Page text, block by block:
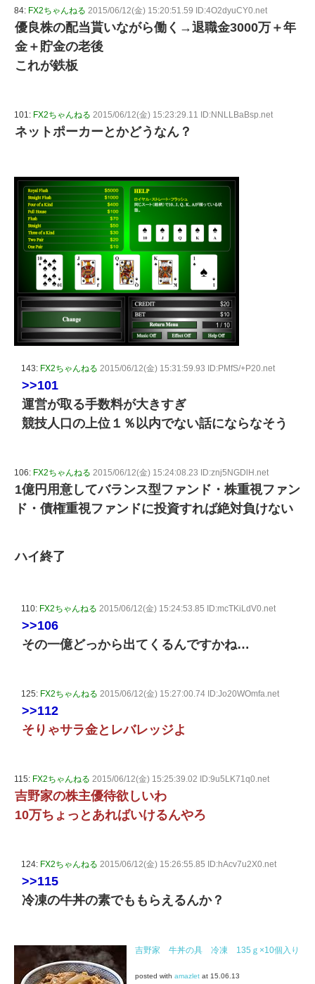
84: FX2ちゃんねる 2015/06/12(金) 15:20:51.59 ID:4O2dyuCY0.net
優良株の配当貰いながら働く→退職金3000万＋年
金＋貯金の老後
これが鉄板
101: FX2ちゃんねる 2015/06/12(金) 15:23:29.11 ID:NNLLBaBsp.net
ネットポーカーとかどうなん？
143: FX2ちゃんねる 2015/06/12(金) 15:31:59.93 ID:PMfS/+P20.net
>>101
運営が取る手数料が大きすぎ
競技人口の上位１％以内でない話にならなそう
106: FX2ちゃんねる 2015/06/12(金) 15:24:08.23 ID:znj5NGDlH.net
1億円用意してバランス型ファンド・株重視ファン
ド・債権重視ファンドに投資すれば絶対負けない
ハイ終了
110: FX2ちゃんねる 2015/06/12(金) 15:24:53.85 ID:mcTKiLdV0.net
>>106
その一億どっから出てくるんですかね…
125: FX2ちゃんねる 2015/06/12(金) 15:27:00.74 ID:Jo20WOmfa.net
>>112
そりゃサラ金とレバレッジよ
115: FX2ちゃんねる 2015/06/12(金) 15:25:39.02 ID:9u5LK71q0.net
吉野家の株主優待欲しいわ
10万ちょっとあればいけるんやろ
124: FX2ちゃんねる 2015/06/12(金) 15:26:55.85 ID:hAcv7u2X0.net
>>115
冷凍の牛丼の素でももらえるんか？
吉野家 牛丼の具 冷凍 135ｇ×10個入り
posted with amazlet at 15.06.13